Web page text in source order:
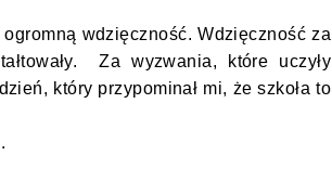
wdzięczność. Wdzięczność za
Za wyzwania, które uczyły
który przypominał mi, że szkoła to